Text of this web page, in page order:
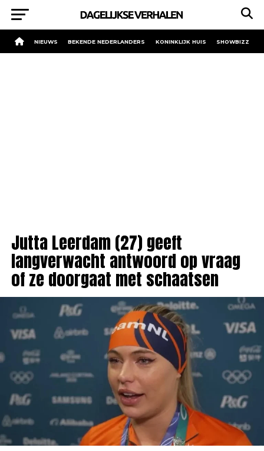
NIEUWS BEKENDE NEDERLANDERS KONINKLIJK HUIS SHOWBIZZ
Jutta Leerdam (27) geeft
langverwacht antwoord op vraag
of ze doorgaat met schaatsen